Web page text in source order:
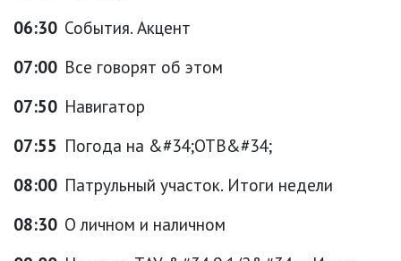
06:30 События. Акцент
07:00 Все говорят об этом
07:50 Навигатор
07:55 Погода на &#34;ОТВ&#34;
08:00 Патрульный участок. Итоги недели
08:30 О личном и наличном